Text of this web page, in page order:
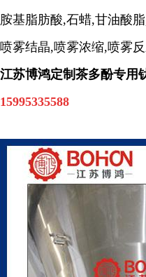
胺基脂肪酸,石蜡,甘油酸脂
喷雾结晶,喷雾浓缩,喷雾
江苏博鸿定制茶多酚专用
15995335588